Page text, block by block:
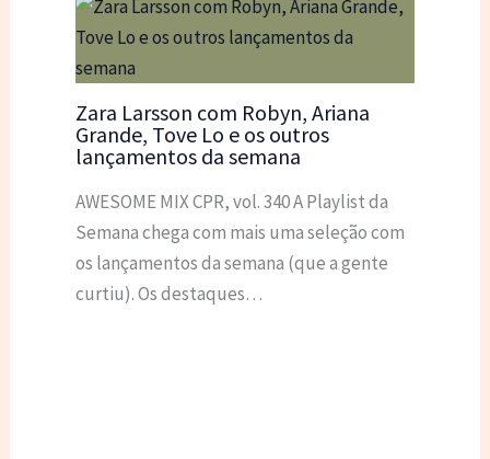
Zara Larsson com Robyn, Ariana
Grande, Tove Lo e os outros
lançamentos da semana
AWESOME MIX CPR, vol. 340 A Playlist da
Semana chega com mais uma seleção com
os lançamentos da semana (que a gente
curtiu). Os destaques…